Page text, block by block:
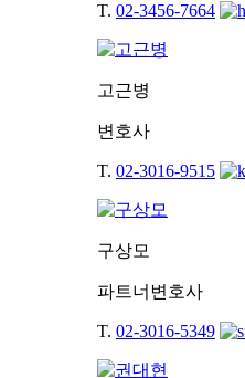
T. 02-3456-7664
고근병
변호사
T. 02-3016-9515
구상모
파트너변호사
T. 02-3016-5349